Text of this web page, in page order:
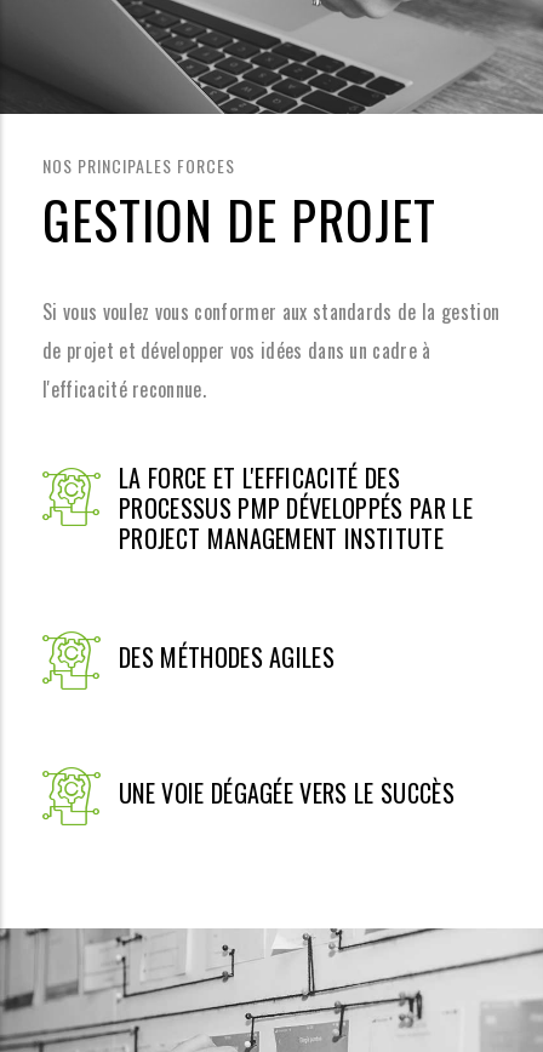
NOS PRINCIPALES FORCES
GESTION DE PROJET
Si vous voulez vous conformer aux standards de la gestion
de projet et développer vos idées dans un cadre à
l'efficacité reconnue.
LA FORCE ET L'EFFICACITÉ DES
PROCESSUS PMP DÉVELOPPÉS PAR LE
PROJECT MANAGEMENT INSTITUTE
DES MÉTHODES AGILES
UNE VOIE DÉGAGÉE VERS LE SUCCÈS